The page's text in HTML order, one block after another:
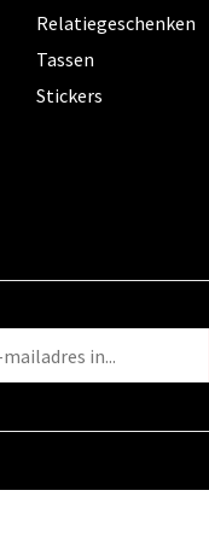
Relatiegeschenken
Tassen
Stickers